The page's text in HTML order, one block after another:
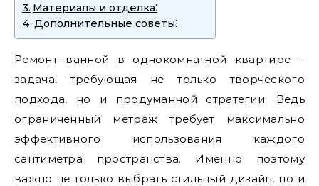
Материалы и отделка⁚
Дополнительные советы⁚
Ремонт ванной в однокомнатной квартире –
задача, требующая не только творческого
подхода, но и продуманной стратегии. Ведь
ограниченный метраж требует максимально
эффективного использования каждого
сантиметра пространства. Именно поэтому
важно не только выбрать стильный дизайн, но и